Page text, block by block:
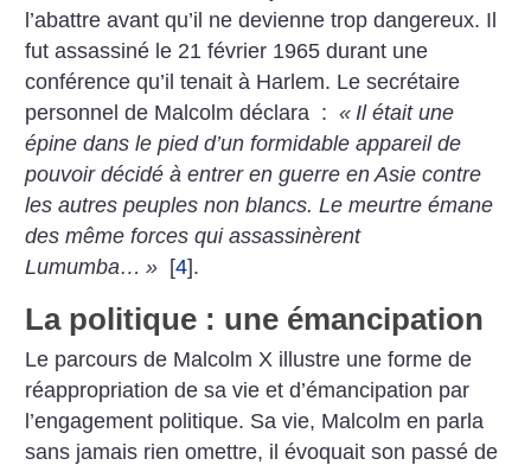
l’abattre avant qu’il ne devienne trop dangereux. Il
fut assassiné le 21 février 1965 durant une
conférence qu’il tenait à Harlem. Le secrétaire
personnel de Malcolm déclara :« Il était une
épine dans le pied d’un formidable appareil de
pouvoir décidé à entrer en guerre en Asie contre
les autres peuples non blancs. Le meurtre émane
des même forces qui assassinèrent
Lumumba… » [4].
La politique : une émancipation
Le parcours de Malcolm X illustre une forme de
réappropriation de sa vie et d’émancipation par
l’engagement politique. Sa vie, Malcolm en parla
sans jamais rien omettre, il évoquait son passé de